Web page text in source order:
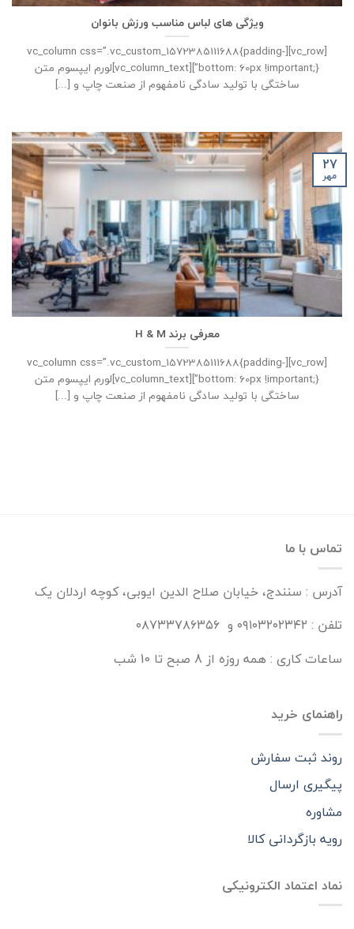
ویژگی های لباس مناسب ورزش بانوان
[vc_row][vc_column css=”.vc_custom_1572385111688{padding-
bottom: 60px !important;}”][vc_column_text]لورم ایپسوم متن
ساختگی با تولید سادگی نامفهوم از صنعت چاپ و [...]
معرفی برند H & M
[vc_row][vc_column css=”.vc_custom_1572385111688{padding-
bottom: 60px !important;}”][vc_column_text]لورم ایپسوم متن
ساختگی با تولید سادگی نامفهوم از صنعت چاپ و [...]
27
مهر
تماس با ما
آدرس : سنندج، خیابان صلاح الدین ایوبی، کوچه اردلان یک
تلفن : ۰۹۱۰۳۲۰۲۳۴۲ و ۰۸۷۳۳۷۸۶۳۵۶
ساعات کاری : همه روزه از 8 صبح تا 10 شب
راهنمای خرید
روند ثبت سفارش
پیگیری ارسال
مشاوره
رویه بازگردانی کالا
نماد اعتماد الکترونیکی